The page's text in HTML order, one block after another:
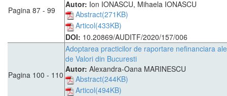
Pagina 87 - 99
Autor: Ion IONASCU, Mihaela IONASCU
Abstract(271KB)
Articol(433KB)
DOI: 10.20869/AUDITF/2020/157/006
Pagina 100 - 110
Adoptarea practicilor de raportare nefinanciara
de Valori din Bucuresti
Autor: Alexandra-Oana MARINESCU
Abstract(244KB)
Articol(494KB)